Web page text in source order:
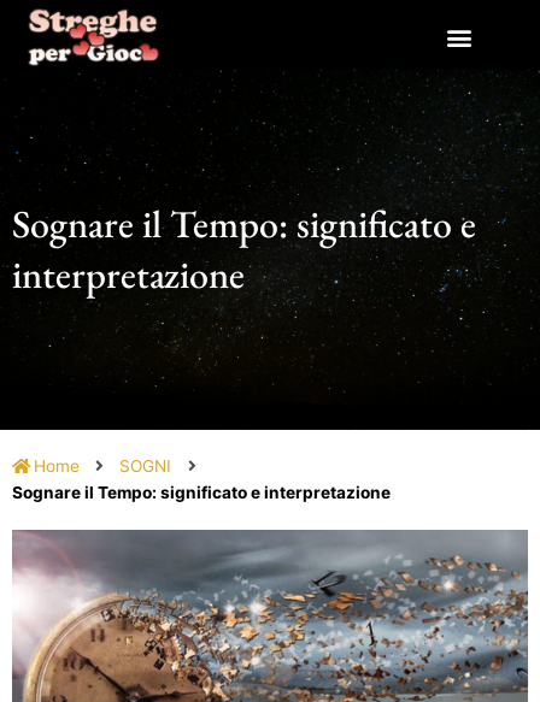
contenuto
Sognare il Tempo: significato e
interpretazione
Home
SOGNI
Sognare il Tempo: significato e interpretazione